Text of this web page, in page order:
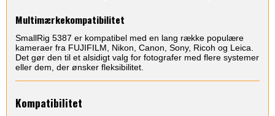
Multimærkekompatibilitet
SmallRig 5387 er kompatibel med en lang række populære
kameraer fra FUJIFILM, Nikon, Canon, Sony, Ricoh og Leica.
Det gør den til et alsidigt valg for fotografer med flere systemer
eller dem, der ønsker fleksibilitet.
Kompatibilitet